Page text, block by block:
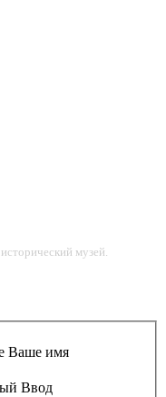
музей.
Ваше имя
Ввод